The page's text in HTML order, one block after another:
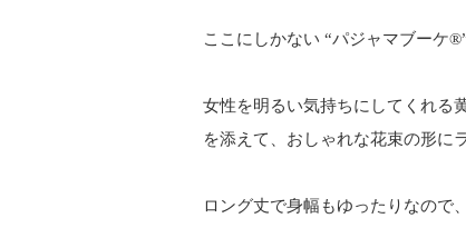
ここにしかない “パジャマブーケ
女性を明るい気持ちにしてくれる
を添えて、おしゃれな花束の形に
ロング丈で身幅もゆったりなので